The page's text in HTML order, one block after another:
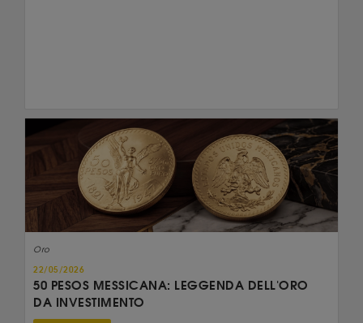
Oro
22/05/2026
50 PESOS MESSICANA: LEGGENDA DELL'ORO
DA INVESTIMENTO